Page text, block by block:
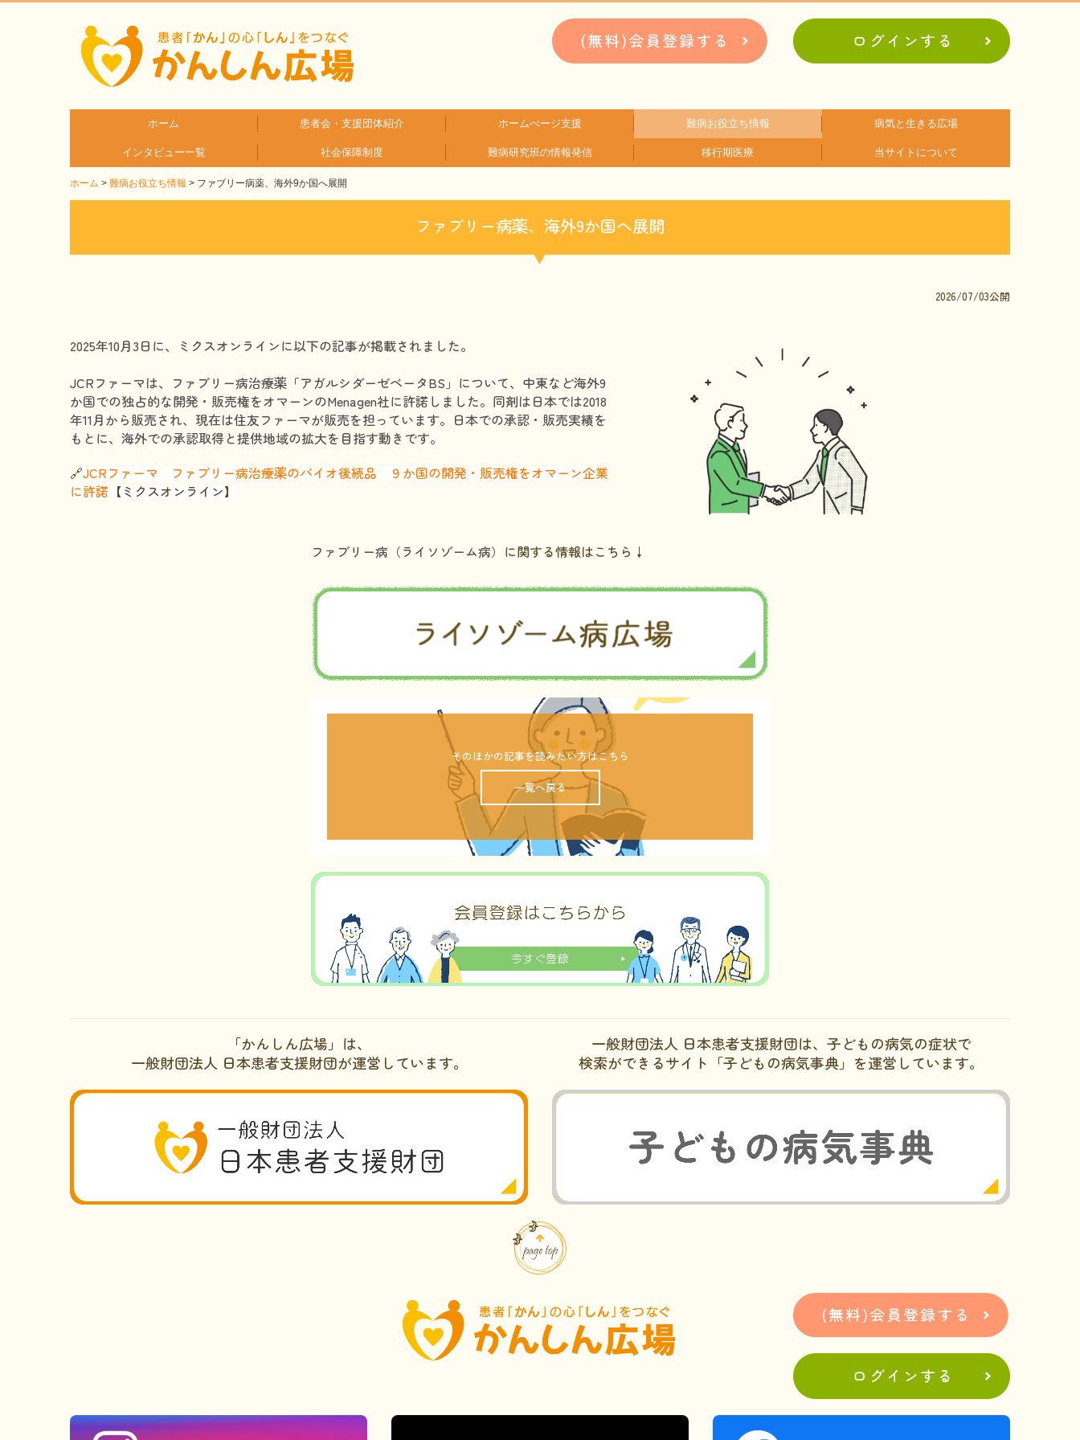
ホーム 患者会・支援団体紹介
疾患別検索
疾患分類検索
ホームぺージ支援
仮お申込み
支援中ホームページ一例
難病お役立ち情報
患者会紹介
WEBメディアに関するコラム
文献に関するコラム
子どもに関するコラム
生活に関するコラム
就労に関するコラム
お金に関するコラム
難病の日
病気と生きる広場
インタビュー一覧
医療従事者へのインタビュー
患者さんとご家族へのインタビュー
社会保障制度 難病研究班の情報発信 移行期医療 当サイトについて
ホーム 難病お役立ち情報 ファブリー病薬、海外9か国へ展開
ファブリー病薬、海外9か国へ展開
2026/07/03公開
2025年10月3日に、ミクスオンラインに以下の記事が掲載されました。
JCRファーマは、ファブリー病治療薬「アガルシダーゼベータBS」について、中東など海外9
か国での独占的な開発・販売権をオマーンのMenagen社に許諾しました。同剤は日本では2018
年11月から販売され、現在は住友ファーマが販売を担っています。日本での承認・販売実績を
もとに、海外での承認取得と提供地域の拡大を目指す動きです。
🔗JCRファーマ ファブリー病治療薬のバイオ後続品 ９か国の開発・販売権をオマーン企業
に許諾 【ミクスオンライン】
ファブリー病（ライソゾーム病） に関する情報はこちら↓
そのほかの記事を読みたい方はこちら
一覧へ戻る
「かんしん広場」は、
一般財団法人 日本患者支援財団が運営しています。
一般財団法人 日本患者支援財団は、子どもの病気の症状で
検索ができるサイト「子どもの病気事典」を運営しています。